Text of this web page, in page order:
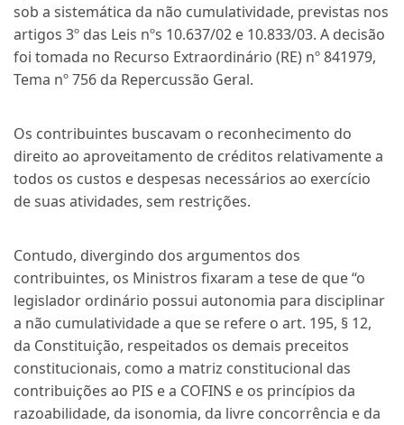
sob a sistemática da não cumulatividade, previstas nos
artigos 3º das Leis nºs 10.637/02 e 10.833/03. A decisão
foi tomada no Recurso Extraordinário (RE) nº 841979,
Tema nº 756 da Repercussão Geral.
Os contribuintes buscavam o reconhecimento do
direito ao aproveitamento de créditos relativamente a
todos os custos e despesas necessários ao exercício
de suas atividades, sem restrições.
Contudo, divergindo dos argumentos dos
contribuintes, os Ministros fixaram a tese de que “o
legislador ordinário possui autonomia para disciplinar
a não cumulatividade a que se refere o art. 195, § 12,
da Constituição, respeitados os demais preceitos
constitucionais, como a matriz constitucional das
contribuições ao PIS e a COFINS e os princípios da
razoabilidade, da isonomia, da livre concorrência e da